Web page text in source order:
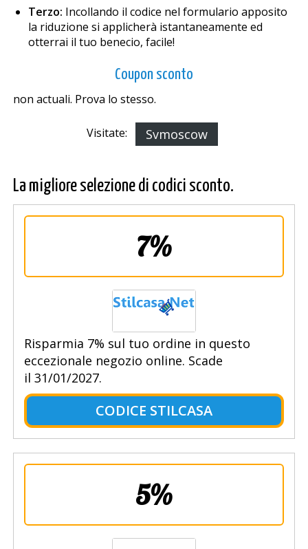
Terzo: Incollando il codice nel formulario apposito
la riduzione si applicherà istantaneamente ed
otterrai il tuo beneficio, facile!
Coupon sconto
non actuali. Prova lo stesso.
Visitate: Svmoscow
La migliore selezione di codici sconto.
7%
Risparmia 7% sul tuo ordine in questo
eccezionale negozio online. Scade
il 31/01/2027.
CODICE STILCASA
5%